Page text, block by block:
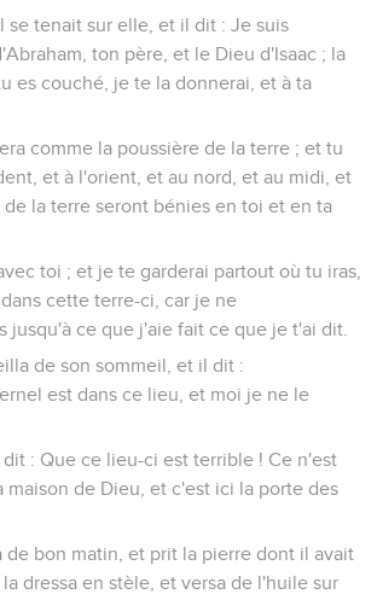
se tenait sur elle, et il dit : Je suis
ton père, et le Dieu d'Isaac ; la
es couché, je te la donnerai, et à ta
comme la poussière de la terre ; et tu
et à l'orient, et au nord, et au midi, et
la terre seront bénies en toi et en ta
toi ; et je te garderai partout où tu iras,
cette terre-ci, car je ne
jusqu'à ce que j'aie fait ce que je t'ai dit.
de son sommeil, et il dit :
est dans ce lieu, et moi je ne le
: Que ce lieu-ci est terrible ! Ce n'est
maison de Dieu, et c'est ici la porte des
de bon matin, et prit la pierre dont il avait
dressa en stèle, et versa de l'huile sur